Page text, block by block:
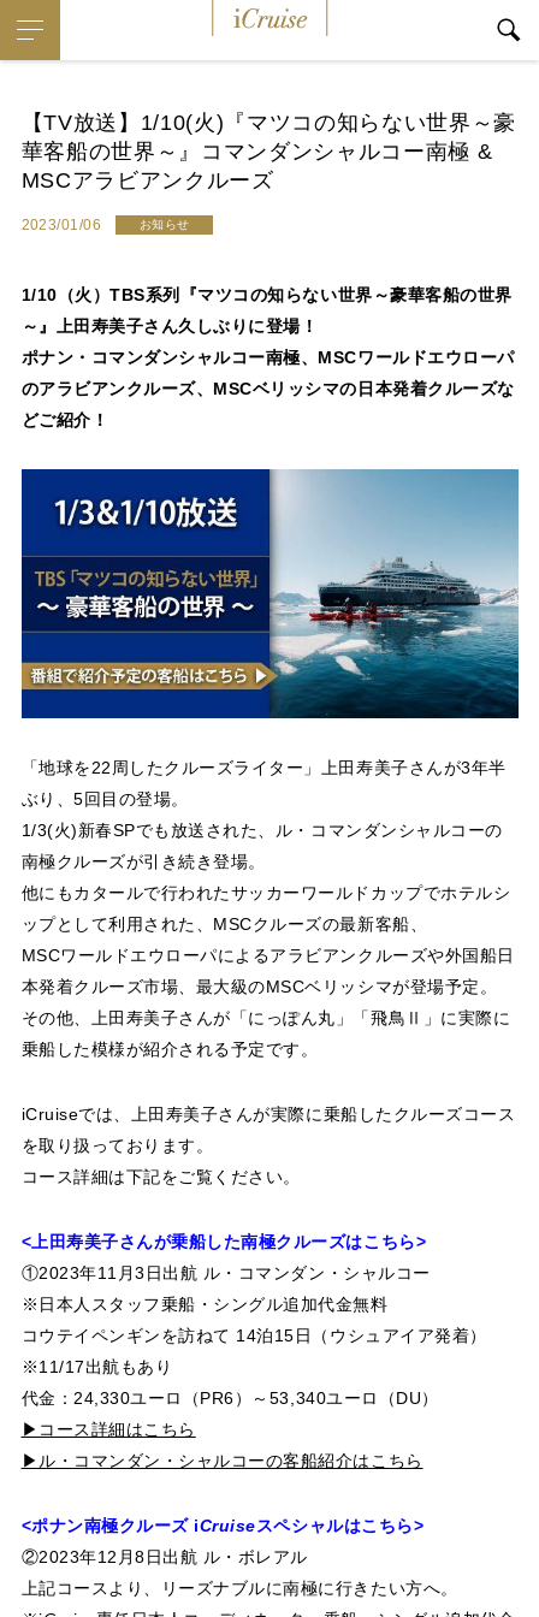
【TV放送】1/10(火)『マツコの知らない世界～豪
華客船の世界～』コマンダンシャルコー南極 &
MSCアラビアンクルーズ
2023/01/06 お知らせ
1/10（火）TBS系列『マツコの知らない世界～豪華客船の世界
～』上田寿美子さん久しぶりに登場！
ポナン・コマンダンシャルコー南極、MSCワールドエウローパ
のアラビアンクルーズ、MSCベリッシマの日本発着クルーズな
どご紹介！
「地球を22周したクルーズライター」上田寿美子さんが3年半
ぶり、5回目の登場。
1/3(火)新春SPでも放送された、ル・コマンダンシャルコーの
南極クルーズが引き続き登場。
他にもカタールで行われたサッカーワールドカップでホテルシ
ップとして利用された、MSCクルーズの最新客船、
MSCワールドエウローパによるアラビアンクルーズや外国船日
本発着クルーズ市場、最大級のMSCベリッシマが登場予定。
その他、上田寿美子さんが「にっぽん丸」「飛鳥Ⅱ」に実際に
乗船した模様が紹介される予定です。
iCruiseでは、上田寿美子さんが実際に乗船したクルーズコース
を取り扱っております。
コース詳細は下記をご覧ください。
<上田寿美子さんが乗船した南極クルーズはこちら>
①2023年11月3日出航 ル・コマンダン・シャルコー
※日本人スタッフ乗船・シングル追加代金無料
コウテイペンギンを訪ねて 14泊15日（ウシュアイア発着）
※11/17出航もあり
代金：24,330ユーロ（PR6）～53,340ユーロ（DU）
▶コース詳細はこちら
▶ル・コマンダン・シャルコーの客船紹介はこちら
<ポナン南極クルーズ iCruiseスペシャルはこちら>
②2023年12月8日出航 ル・ボレアル
上記コースより、リーズナブルに南極に行きたい方へ。